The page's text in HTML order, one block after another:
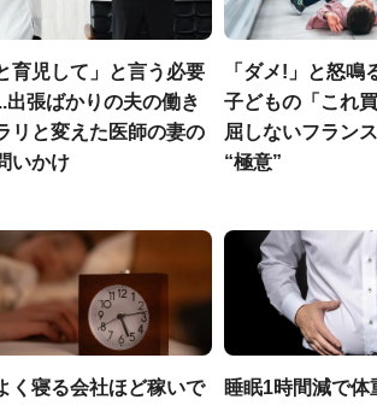
育児して」と言う必要
出張ばかりの夫の働き
リと変えた医師の妻の
いかけ
「ダメ!」と怒鳴
子どもの「これ
屈しないフラン
“極意”
く寝る会社ほど稼いで 睡眠1時間減で体